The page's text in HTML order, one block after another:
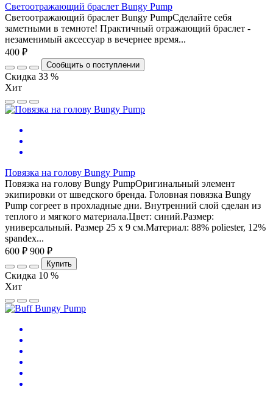
Светоотражающий браслет Bungy Pump
Светоотражающий браслет Bungy PumpСделайте себя
заметными в темноте! Практичный отражающий браслет -
незаменимый аксессуар в вечернее время...
400 ₽
Сообщить о поступлении
Скидка 33 %
Хит
Повязка на голову Bungy Pump
Повязка на голову Bungy PumpОригинальный элемент
экипировки от шведского бренда. Головная повязка Bungy
Pump согреет в прохладные дни. Внутренний слой сделан из
теплого и мягкого материала.Цвет: синий.Размер:
универсальный. Размер 25 х 9 см.Материал: 88% poliester, 12%
spandex...
600 ₽ 900 ₽
Купить
Скидка 10 %
Хит